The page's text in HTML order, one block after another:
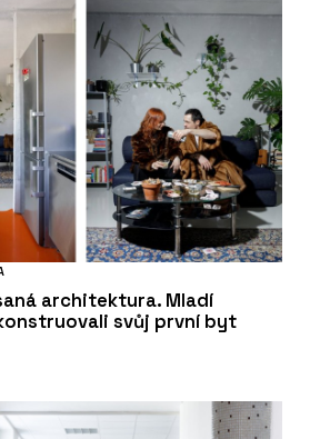
architektura. Mladí
svůj první byt